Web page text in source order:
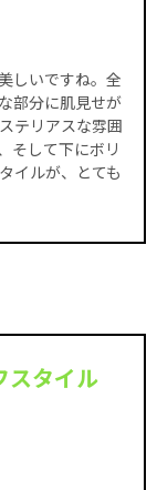
しいですね。全
部分に肌見せが
テリアスな雰囲
そして下にボリ
イルが、とても
スタイル